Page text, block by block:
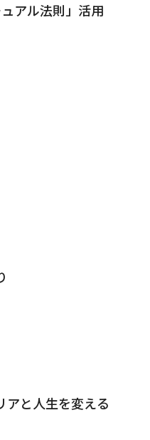
アル法則」活用
アと人生を変える